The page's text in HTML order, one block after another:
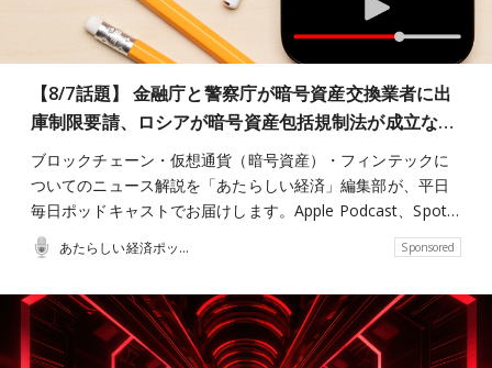
【8/7話題】 金融庁と警察庁が暗号資産交換業者に出
庫制限要請、ロシアが暗号資産包括規制法が成立な…
ブロックチェーン・仮想通貨（暗号資産）・フィンテックに
ついてのニュース解説を「あたらしい経済」編集部が、平日
毎日ポッドキャストでお届けします。Apple Podcast、Spot…
あたらしい経済ポッドキャスト Sponsored